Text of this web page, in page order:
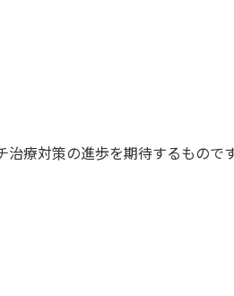
療対策の進歩を期待するもので